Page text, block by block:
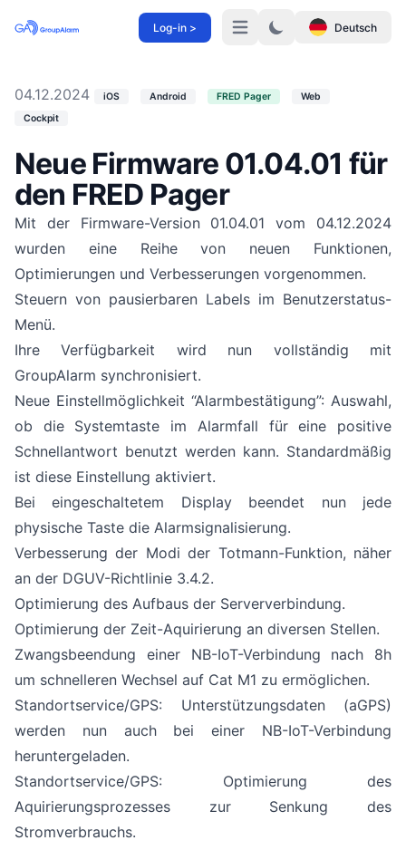
Log-in > Menü Deutsch
04.12.2024 iOS Android FRED Pager
Web
Cockpit
Neue Firmware 01.04.01 für
den FRED Pager
Mit der Firmware-Version 01.04.01 vom 04.12.2024
wurden eine Reihe von neuen Funktionen,
Optimierungen und Verbesserungen vorgenommen.
Steuern von pausierbaren Labels im Benutzerstatus-
Menü.
Ihre Verfügbarkeit wird nun vollständig mit
GroupAlarm synchronisiert.
Neue Einstellmöglichkeit “Alarmbestätigung”: Auswahl,
ob die Systemtaste im Alarmfall für eine positive
Schnellantwort benutzt werden kann. Standardmäßig
ist diese Einstellung aktiviert.
Bei eingeschaltetem Display beendet nun jede
physische Taste die Alarmsignalisierung.
Verbesserung der Modi der Totmann-Funktion, näher
an der DGUV-Richtlinie 3.4.2.
Optimierung des Aufbaus der Serververbindung.
Optimierung der Zeit-Aquirierung an diversen Stellen.
Zwangsbeendung einer NB-IoT-Verbindung nach 8h
um schnelleren Wechsel auf Cat M1 zu ermöglichen.
Standortservice/GPS: Unterstützungsdaten (aGPS)
werden nun auch bei einer NB-IoT-Verbindung
heruntergeladen.
Standortservice/GPS: Optimierung des
Aquirierungsprozesses zur Senkung des
Stromverbrauchs.